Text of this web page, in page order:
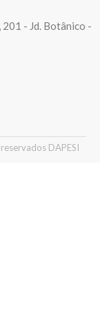
201 - Jd. Botânico -
DAPESI